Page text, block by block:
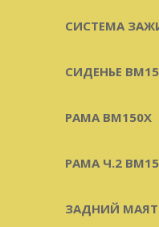
СИСТЕМА
СИДЕНЬЕ
РАМА BM150X
РАМА Ч.2
ЗАДНИЙ